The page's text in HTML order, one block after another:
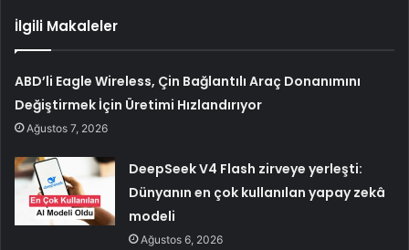
İlgili Makaleler
ABD’li Eagle Wireless, Çin Bağlantılı Araç Donanımını
Değiştirmek İçin Üretimi Hızlandırıyor
Ağustos 7, 2026
DeepSeek V4 Flash zirveye yerleşti:
Dünyanın en çok kullanılan yapay zekâ
modeli
Ağustos 6, 2026